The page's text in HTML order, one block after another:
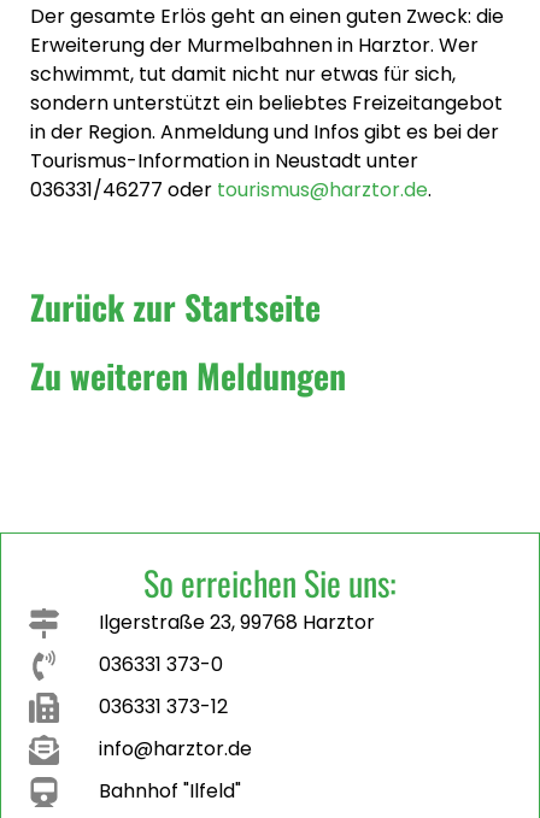
Der gesamte Erlös geht an einen guten Zweck: die
Erweiterung der Murmelbahnen in Harztor. Wer
schwimmt, tut damit nicht nur etwas für sich,
sondern unterstützt ein beliebtes Freizeitangebot
in der Region. Anmeldung und Infos gibt es bei der
Tourismus-Information in Neustadt unter
036331/46277 oder tourismus@harztor.de.
Zurück zur Startseite
Zu weiteren Meldungen
So erreichen Sie uns:
Ilgerstraße 23, 99768 Harztor
036331 373-0
036331 373-12
info@harztor.de
Bahnhof "Ilfeld"